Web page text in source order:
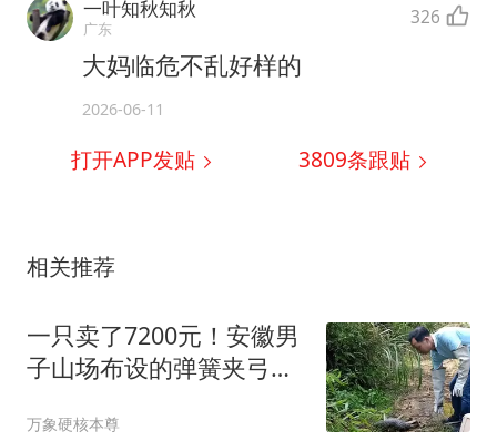
一叶知秋知秋
广东 326
大妈临危不乱好样的
2026-06-11
打开APP发贴 3809条跟贴
相关推荐
一只卖了7200元！安徽男
子山场布设的弹簧夹弓，
万象硬核本尊